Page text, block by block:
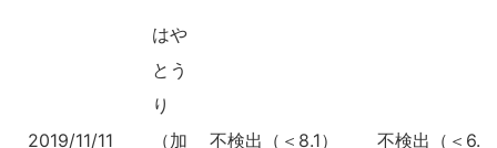
2019/11/11
はや
とう
り
（加
不検出（＜8.1） 不検出（＜6.2